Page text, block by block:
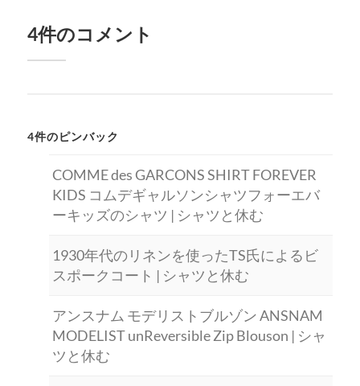
4件のコメント
4件のピンバック
COMME des GARCONS SHIRT FOREVER
KIDS コムデギャルソンシャツフォーエバ
ーキッズのシャツ | シャツと休む
1930年代のリネンを使ったTS氏によるビ
スポークコート | シャツと休む
アンスナム モデリストブルゾン ANSNAM
MODELIST unReversible Zip Blouson | シャ
ツと休む